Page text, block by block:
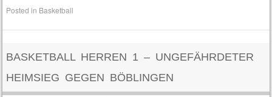
Posted in Basketball
BASKETBALL HERREN 1 – UNGEFÄHRDETER
HEIMSIEG GEGEN BÖBLINGEN